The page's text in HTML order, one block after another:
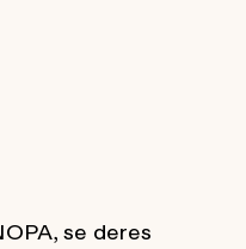
se deres